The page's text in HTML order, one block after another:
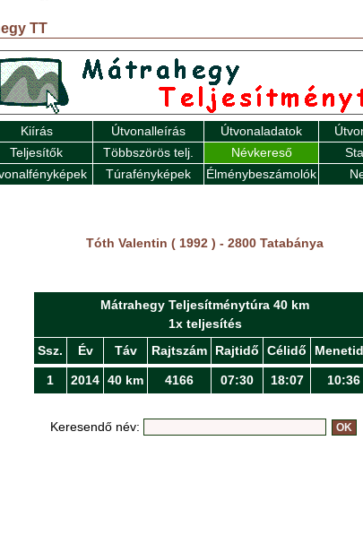
TT
Kiírás Útvonalleírás Útvonaladatok
Teljesítők
Többszörös telj. Névkereső
Túrafényképek Élménybeszámolók
Tóth Valentin ( 1992 ) - 2800 Tatabánya
Mátrahegy Teljesítménytúra 40 km
1x teljesítés
Ssz.
Év Táv Rajtszám Rajtidő Célidő
1 2014 40 km 4166 07:30 18:07 10:36
Keresendő név: